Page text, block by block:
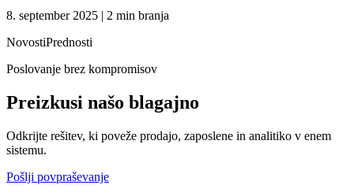
8. september 2025 | 2 min branja
NovostiPrednosti
Poslovanje brez kompromisov
Preizkusi našo blagajno
Odkrijte rešitev, ki poveže prodajo, zaposlene in analitiko v enem
sistemu.
Pošlji povpraševanje